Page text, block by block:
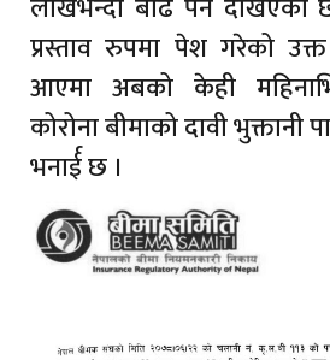
लाखभन्दा बढि पर्ने देखिएको
प्रस्ताव रुपमा पेश गरेको उक्त
आएमा अबको केही
कोरोना बीमाको दावी भुक्तानी
भनार्ई छ ।